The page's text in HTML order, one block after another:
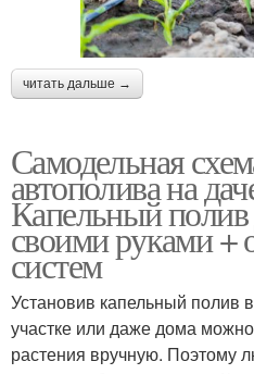
читать дальше →
Самодельная
автополива на
Капельный
своими руками +
систем
Установив капельный полив
участке или даже дома
растения вручную. Поэтому